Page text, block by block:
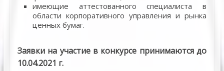
имеющие аттестованного специалиста в
области корпоративного управления и рынка
ценных бумаг.
Заявки на участие в конкурсе принимаются до
10.04.2021 г.